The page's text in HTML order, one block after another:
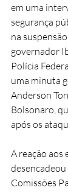
em uma
segurança
na
governador
Polícia
uma minuta
Anderson
Bolsonaro,
após os
A reação aos
Comissões